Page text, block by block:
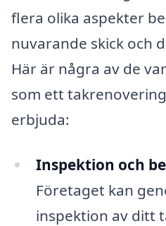
flera olika aspekter
nuvarande skick och
Här är några av de
som ett
erbjuda:
Inspektion och
Företaget kan
inspektion av ditt